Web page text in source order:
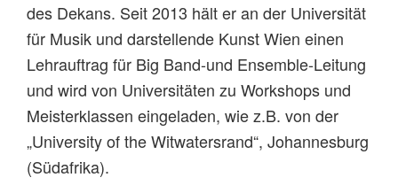
des Dekans. Seit 2013 hält er an der Universität
für Musik und darstellende Kunst Wien einen
Lehrauftrag für Big Band-und Ensemble-Leitung
und wird von Universitäten zu Workshops und
Meisterklassen eingeladen, wie z.B. von der
„University of the Witwatersrand“, Johannesburg
(Südafrika).